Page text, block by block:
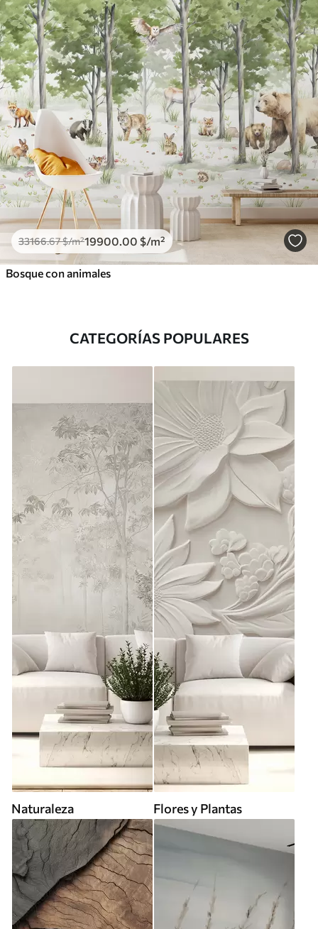
33166.67$/m²19900.00 $/m²
Bosque con animales
CATEGORÍAS POPULARES
Naturaleza Flores y Plantas